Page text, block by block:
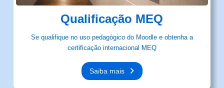
Qualificação MEQ
Se qualifique no uso pedagógico do Moodle e obtenha a
certificação internacional MEQ
Saiba mais